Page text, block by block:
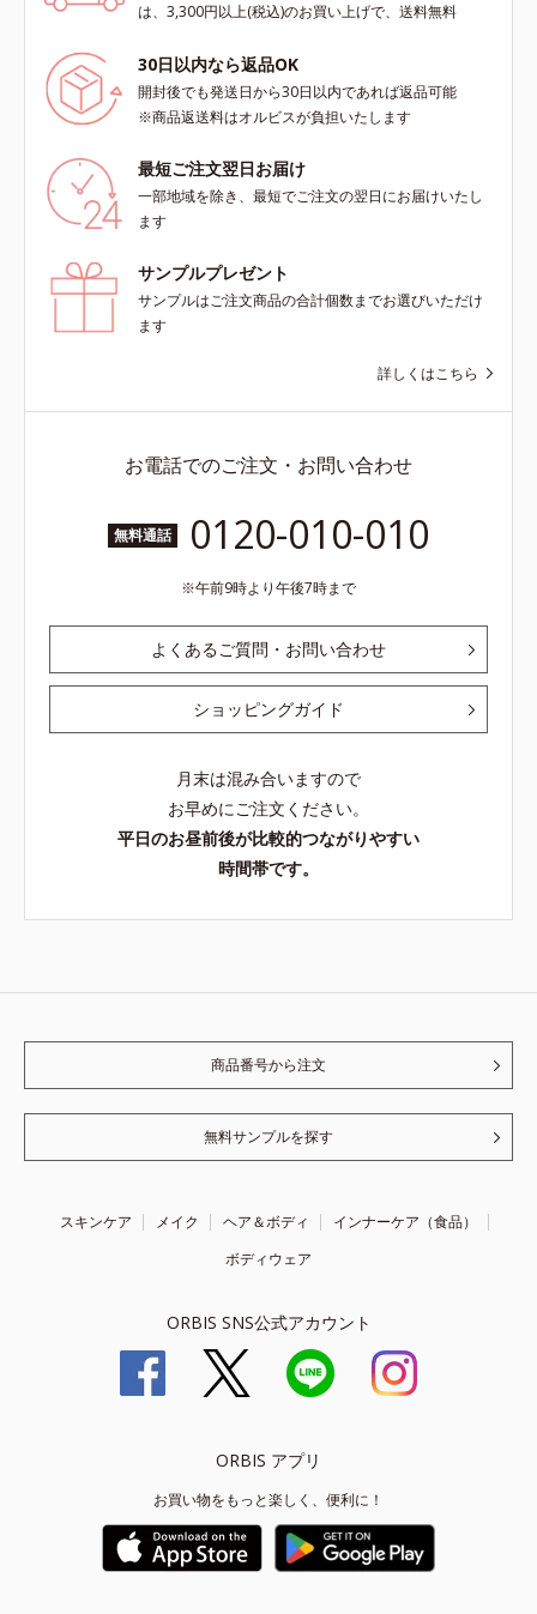
は、3,300円以上(税込)のお買い上げで、送料無料
30日以内なら返品OK
開封後でも発送日から30日以内であれば返品可能
※商品返送料はオルビスが負担いたします
最短ご注文翌日お届け
一部地域を除き、最短でご注文の翌日にお届けいたし
ます
サンプルプレゼント
サンプルはご注文商品の合計個数までお選びいただけ
ます
詳しくはこちら
お電話でのご注文・お問い合わせ
無料通話 0120-010-010
午前9時より午後7時まで
よくあるご質問・お問い合わせ
ショッピングガイド
月末は混み合いますので
お早めにご注文ください。
平日のお昼前後が比較的つながりやすい
時間帯です。
商品番号から注文
無料サンプルを探す
スキンケア メイク ヘア＆ボディ
インナーケア（食品）
ボディウェア
ORBIS SNS公式アカウント
ORBIS アプリ
お買い物をもっと楽しく、便利に！